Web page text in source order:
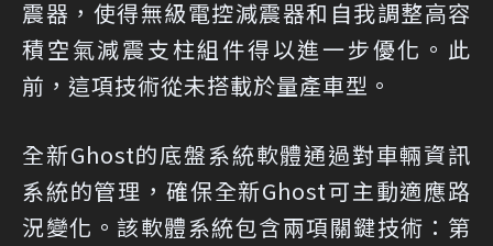
震器，使得無級電控減震器和自我調整高容
積空氣減震支柱組件得以進一步優化。此
前，這項技術從未搭載於量產車型。
全新Ghost的底盤系統軟體通過對車輛資訊
系統的管理，確保全新Ghost可主動適應路
況變化。該軟體系統包含兩項關鍵技術：第